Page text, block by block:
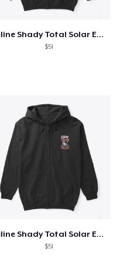
Feline Shady Total Solar Eclipse Tijuana
$51
Feline Shady Total Solar Eclipse Toledo
$51